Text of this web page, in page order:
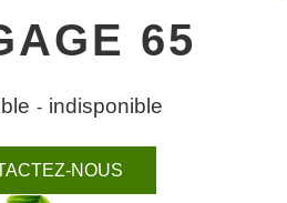
65
- indisponible
NOUS